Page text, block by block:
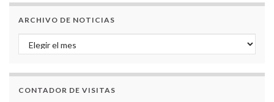
ARCHIVO DE NOTICIAS
Archivo de Noticias
CONTADOR DE VISITAS